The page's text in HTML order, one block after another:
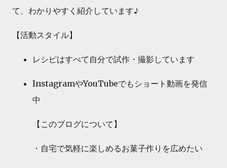
て、わかりやすく紹介しています♪
【活動スタイル】
レシピはすべて自分で試作・撮影しています
InstagramやYouTubeでもショート動画を発信
中
【このブログについて】
・自宅で気軽に楽しめるお菓子作りを広めたい